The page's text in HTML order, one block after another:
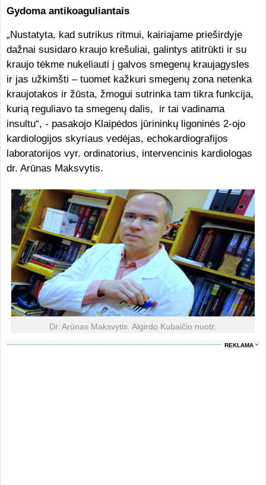
Gydoma antikoaguliantais
„Nustatyta, kad sutrikus ritmui, kairiajame prieširdyje
dažnai susidaro kraujo krešuliai, galintys atitrūkti ir su
kraujo tėkme nukeliauti į galvos smegenų kraujagysles
ir jas užkimšti – tuomet kažkuri smegenų zona netenka
kraujotakos ir žūsta, žmogui sutrinka tam tikra funkcija,
kurią reguliavo ta smegenų dalis, ir tai vadinama
insultu“, - pasakojo Klaipėdos jūrininkų ligoninės 2-ojo
kardiologijos skyriaus vedėjas, echokardiografijos
laboratorijos vyr. ordinatorius, intervencinis kardiologas
dr. Arūnas Maksvytis.
Dr. Arūnas Maksvytis. Algirdo Kubaičio nuotr.
REKLAMA